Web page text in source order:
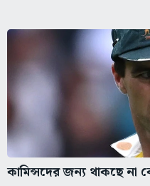
কামিন্সদের জন্য থাকছে না